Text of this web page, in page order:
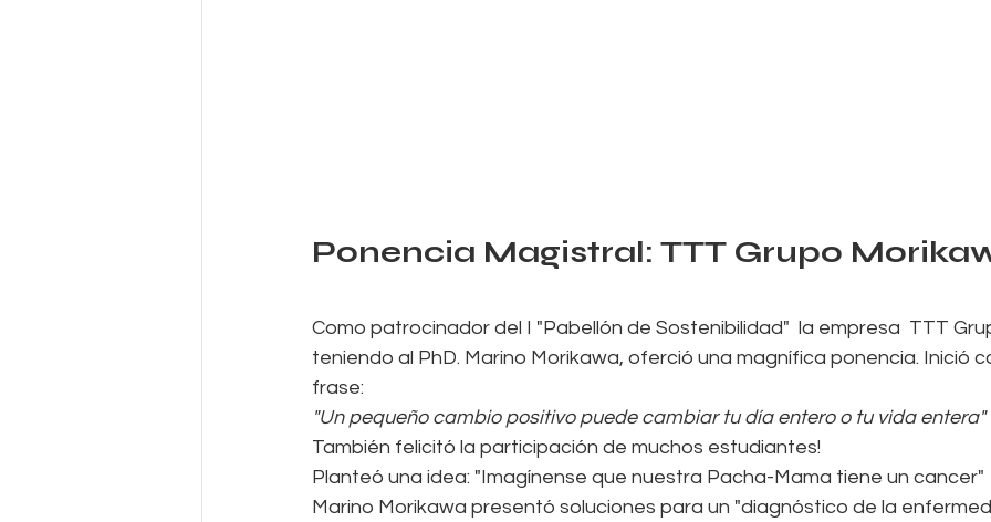
Ponencia Magistral: TTT Grupo
Como patrocinador del I "Pabellón de Sostenibilidad"  la empresa  TTT
teniendo al PhD. Marino Morikawa, oferció una magnífica ponencia. Inició
frase:
"Un pequeño cambio positivo puede cambiar tu día entero o tu vida entera"
También felicitó la participación de muchos estudiantes!
Planteó una idea: "Imagínense que nuestra Pacha-Mama tiene un cancer"
Marino Morikawa presentó soluciones para un "diagnóstico de la